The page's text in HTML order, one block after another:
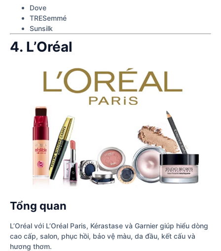
Dove
TRESemmé
Sunsilk
4. L’Oréal
Tổng quan
L’Oréal với L’Oréal Paris, Kérastase và Garnier giúp hiểu dòng
cao cấp, salon, phục hồi, bảo vệ màu, da đầu, kết cấu và
hương thơm.